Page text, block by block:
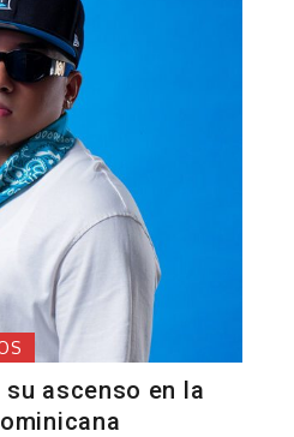
su ascenso en la